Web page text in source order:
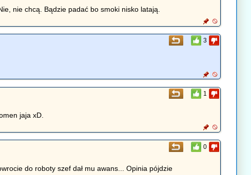
nie chcą. Bądzie padać bo smoki nisko latają.
3
1
jaja xD.
0
do roboty szef dał mu awans... Opinia pójdzie